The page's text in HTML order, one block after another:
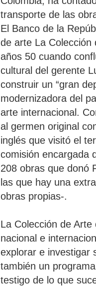
transporte de las
El Banco de la
de arte La Colección
años 50 cuando
cultural del gerente
construir un “gran
modernizadora del
arte internacional.
al germen original
inglés que visitó el
comisión encargada
208 obras que donó
las que hay una
obras propias-.
La Colección de
nacional e
explorar e investigar
también un
testigo de lo que